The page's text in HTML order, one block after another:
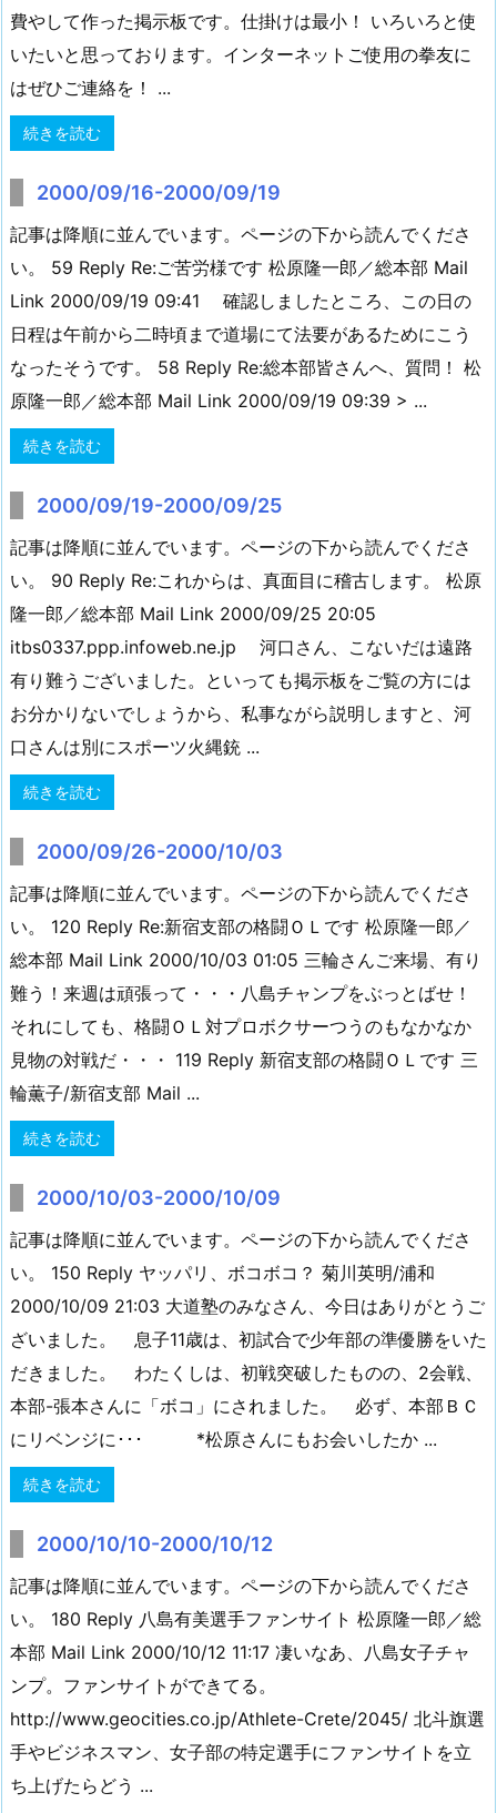
費やして作った掲示板です。仕掛けは最小！ いろいろと使
いたいと思っております。インターネットご使用の拳友に
はぜひご連絡を！ ...
続きを読む
2000/09/16-2000/09/19
記事は降順に並んでいます。ページの下から読んでくださ
い。 59 Reply Re:ご苦労様です 松原隆一郎／総本部 Mail
Link 2000/09/19 09:41 確認しましたところ、この日の
日程は午前から二時頃まで道場にて法要があるためにこう
なったそうです。 58 Reply Re:総本部皆さんへ、質問！ 松
原隆一郎／総本部 Mail Link 2000/09/19 09:39 > ...
続きを読む
2000/09/19-2000/09/25
記事は降順に並んでいます。ページの下から読んでくださ
い。 90 Reply Re:これからは、真面目に稽古します。 松原
隆一郎／総本部 Mail Link 2000/09/25 20:05
itbs0337.ppp.infoweb.ne.jp 河口さん、こないだは遠路
有り難うございました。といっても掲示板をご覧の方には
お分かりないでしょうから、私事ながら説明しますと、河
口さんは別にスポーツ火縄銃 ...
続きを読む
2000/09/26-2000/10/03
記事は降順に並んでいます。ページの下から読んでくださ
い。 120 Reply Re:新宿支部の格闘ＯＬです 松原隆一郎／
総本部 Mail Link 2000/10/03 01:05 三輪さんご来場、有り
難う！来週は頑張って・・・八島チャンプをぶっとばせ！
それにしても、格闘ＯＬ対プロボクサーつうのもなかなか
見物の対戦だ・・・ 119 Reply 新宿支部の格闘ＯＬです 三
輪薫子/新宿支部 Mail ...
続きを読む
2000/10/03-2000/10/09
記事は降順に並んでいます。ページの下から読んでくださ
い。 150 Reply ヤッパリ、ボコボコ？ 菊川英明/浦和
2000/10/09 21:03 大道塾のみなさん、今日はありがとうご
ざいました。 息子11歳は、初試合で少年部の準優勝をいた
だきました。 わたくしは、初戦突破したものの、2会戦、
本部-張本さんに「ボコ」にされました。 必ず、本部ＢＣ
にリベンジに･･･ *松原さんにもお会いしたか ...
続きを読む
2000/10/10-2000/10/12
記事は降順に並んでいます。ページの下から読んでくださ
い。 180 Reply 八島有美選手ファンサイト 松原隆一郎／総
本部 Mail Link 2000/10/12 11:17 凄いなあ、八島女子チャ
ンプ。ファンサイトができてる。
http://www.geocities.co.jp/Athlete-Crete/2045/ 北斗旗選
手やビジネスマン、女子部の特定選手にファンサイトを立
ち上げたらどう ...